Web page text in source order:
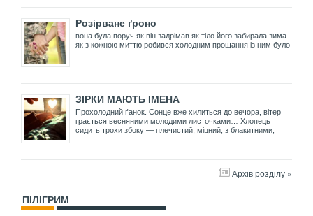
Розірване ґроно
вона була поруч як він задрімав як тіло його забирала зима
як з кожною миттю робився холодним прощання із ним було
ЗІРКИ МАЮТЬ ІМЕНА
Прохолодний ґанок. Сонце вже хилиться до вечора, вітер
грається весняними молодими листочками… Хлопець
сидить трохи збоку — плечистий, міцний, з блакитними,
Архів розділу »
ПІЛІГРИМ